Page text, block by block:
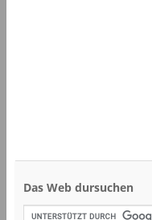
Das Web dursuchen